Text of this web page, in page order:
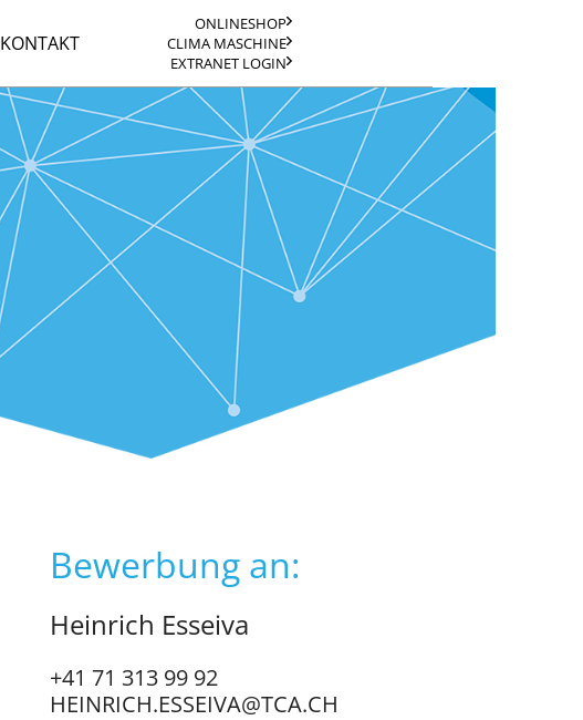
KONTAKT
ONLINESHOP
CLIMA MASCHINE
EXTRANET LOGIN
Bewerbung an:
Heinrich Esseiva
+41 71 313 99 92
HEINRICH.ESSEIVA@TCA.CH